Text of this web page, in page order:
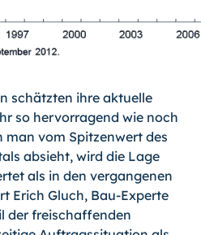
schätzten ihre aktuelle
so her­vorragend wie noch
man vom Spitzenwert des
absieht, wird die Lage
als in den vergan­genen
Erich Gluch, Bau-Experte
der freischaffenden